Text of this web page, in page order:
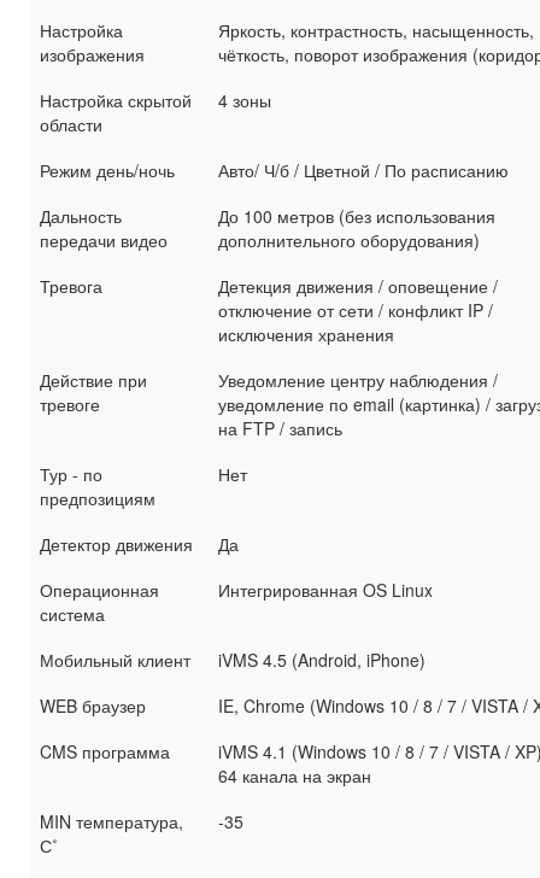
Настройка
изображения
Яркость, контрастность, насыщенность,
чёткость, поворот изображения
Настройка скрытой
области
4 зоны
Режим день/ночь
Авто/ Ч/б / Цветной / По расписанию
Дальность
передачи видео
До 100 метров (без использования
дополнительного оборудования)
Тревога
Детекция движения / оповещение /
отключение от сети / конфликт IP /
исключения хранения
Действие при
тревоге
Уведомление центру наблюдения /
уведомление по email (картинка) /
на FTP / запись
Тур - по
предпозициям
Нет
Детектор движения
Да
Операционная
система
Интегрированная OS Linux
Мобильный клиент
iVMS 4.5 (Android, iPhone)
WEB браузер
IE, Chrome (Windows 10 / 8 / 7 / VISTA /
CMS программа
iVMS 4.1 (Windows 10 / 8 / 7 / VISTA /
64 канала на экран
MIN температура,
С˚
-35